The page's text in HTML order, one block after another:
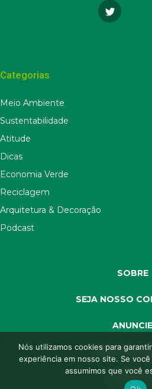
Categorias
Meio Ambiente
Sustentabilidade
Atitude
Dicas
Economia Verde
Reciclagem
Arquitetura & Decoração
Podcast
SOBRE
SEJA NOSSO
ANUNCIE
SEJA
CONTATO
Nós utilizamos cookies para
experiência em nosso site. Se
assumimos que você